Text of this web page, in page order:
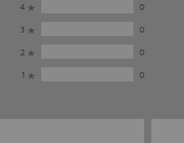
4
0
3
0
2
0
1
0